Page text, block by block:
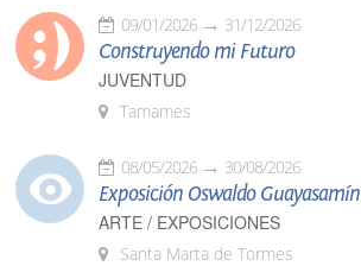
09/01/2026 31/12/2026
Construyendo mi Futuro
JUVENTUD
Tamames
08/05/2026 30/08/2026
Exposición Oswaldo Guayasamín
ARTE / EXPOSICIONES
Santa Marta de Tormes